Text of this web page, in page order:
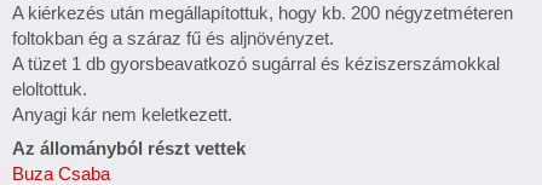
A kiérkezés után megállapítottuk, hogy kb. 200 négyzetméteren
foltokban ég a száraz fű és aljnövényzet.
A tüzet 1 db gyorsbeavatkozó sugárral és kéziszerszámokkal
eloltottuk.
Anyagi kár nem keletkezett.
Az állományból részt vettek
Buza Csaba